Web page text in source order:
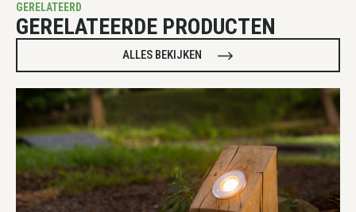
GERELATEERD
GERELATEERDE PRODUCTEN
ALLES BEKIJKEN